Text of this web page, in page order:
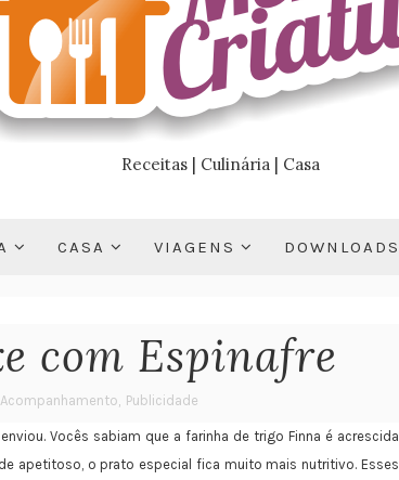
Receitas | Culinária | Casa
CASA VIAGENS DOWNLOADS
com Espinafre
Acompanhamento Publicidade
Vocês sabiam que a farinha de trigo Finna é acrescida
de apetitoso, o prato especial fica muito mais nutritivo. Esses